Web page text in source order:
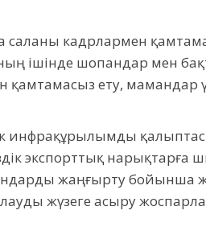
кадрлармен
ішінде шопандар мен
қамтамасыз ету,
инфрақұрылымды
экспорттық
жаңғырту бойынша
жүзеге асыру